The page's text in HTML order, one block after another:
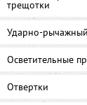
трещотки
Ударно-
Осветительные
Отвертки